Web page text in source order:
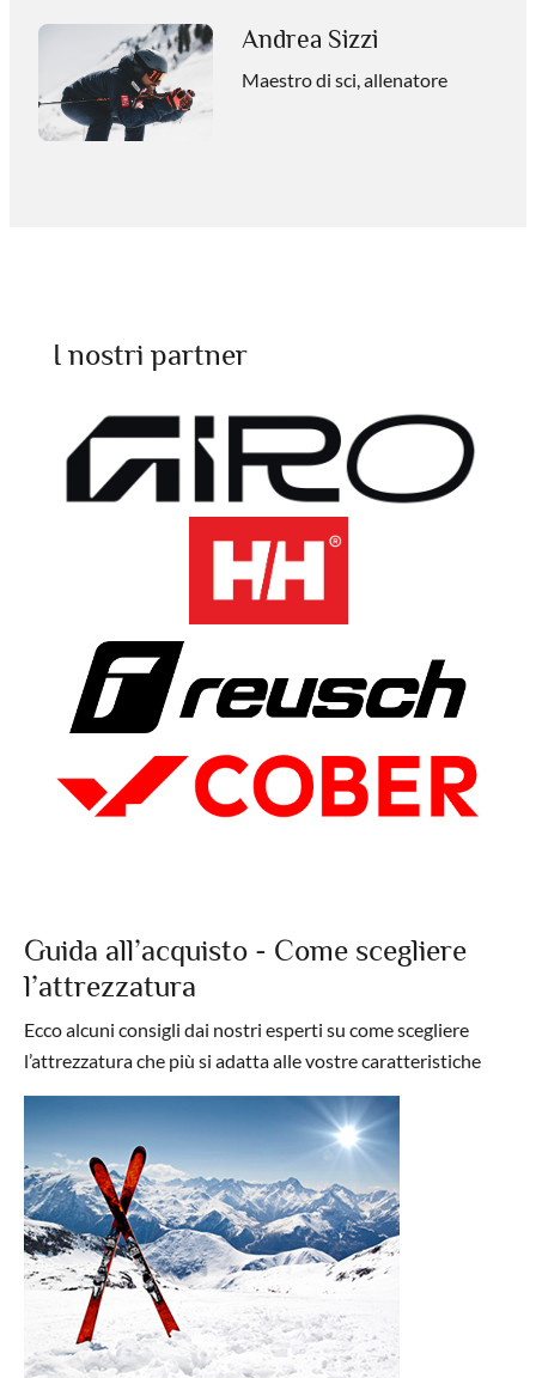
Andrea Sizzi
Maestro di sci, allenatore
I nostri partner
Guida all’acquisto - Come scegliere
l’attrezzatura
Ecco alcuni consigli dai nostri esperti su come scegliere
l’attrezzatura che più si adatta alle vostre caratteristiche